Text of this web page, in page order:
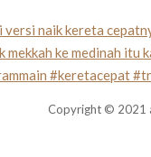
Copyright © 2021